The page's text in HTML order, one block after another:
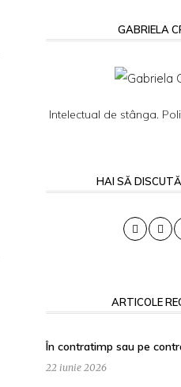
GABRIELA
Intelectual de stânga.
HAI SĂ
ARTICOLE
În contratimp sau pe
22 iunie 2026